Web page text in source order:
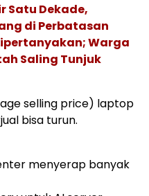
Satu Dekade,
di Perbatasan
Warga
Saling Tunjuk
selling price) laptop
bisa turun.
menyerap banyak